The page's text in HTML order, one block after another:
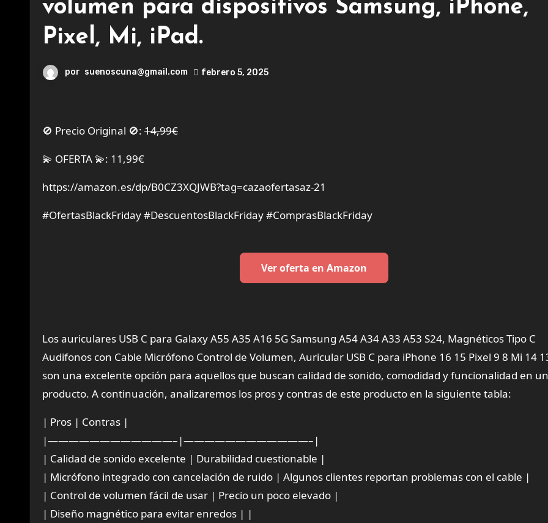
volumen para dispositivos Samsung, iPhone,
Pixel, Mi, iPad.
por suenoscuna@gmail.com febrero 5, 2025
🚫 Precio Original 🚫: 14,99€
💫 OFERTA 💫: 11,99€
https://amazon.es/dp/B0CZ3XQJWB?tag=cazaofertasaz-21
#OfertasBlackFriday #DescuentosBlackFriday #ComprasBlackFriday
Ver oferta en Amazon
Los auriculares USB C para Galaxy A55 A35 A16 5G Samsung A54 A34 A33 A53 S24, Magnéticos Tipo C
Audifonos con Cable Micrófono Control de Volumen, Auricular USB C para iPhone 16 15 Pixel 9 8 Mi 14
son una excelente opción para aquellos que buscan calidad de sonido, comodidad y funcionalidad en
producto. A continuación, analizaremos los pros y contras de este producto en la siguiente tabla:
| Pros | Contras |
|————————————–|————————————–|
| Calidad de sonido excelente | Durabilidad cuestionable |
| Micrófono integrado con cancelación de ruido | Algunos clientes reportan problemas con el cable |
| Control de volumen fácil de usar | Precio un poco elevado |
| Diseño magnético para evitar enredos | |